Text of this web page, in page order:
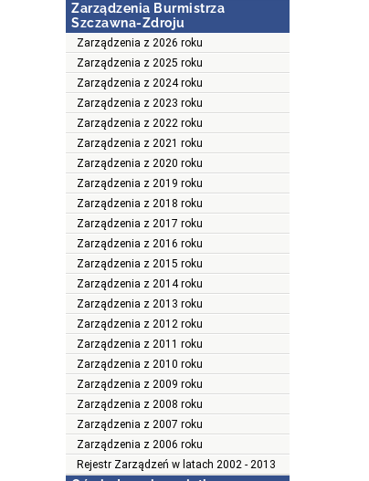
Zarządzenia Burmistrza
Szczawna-Zdroju
Zarządzenia z 2026 roku
Zarządzenia z 2025 roku
Zarządzenia z 2024 roku
Zarządzenia z 2023 roku
Zarządzenia z 2022 roku
Zarządzenia z 2021 roku
Zarządzenia z 2020 roku
Zarządzenia z 2019 roku
Zarządzenia z 2018 roku
Zarządzenia z 2017 roku
Zarządzenia z 2016 roku
Zarządzenia z 2015 roku
Zarządzenia z 2014 roku
Zarządzenia z 2013 roku
Zarządzenia z 2012 roku
Zarządzenia z 2011 roku
Zarządzenia z 2010 roku
Zarządzenia z 2009 roku
Zarządzenia z 2008 roku
Zarządzenia z 2007 roku
Zarządzenia z 2006 roku
Rejestr Zarządzeń w latach 2002 - 2013